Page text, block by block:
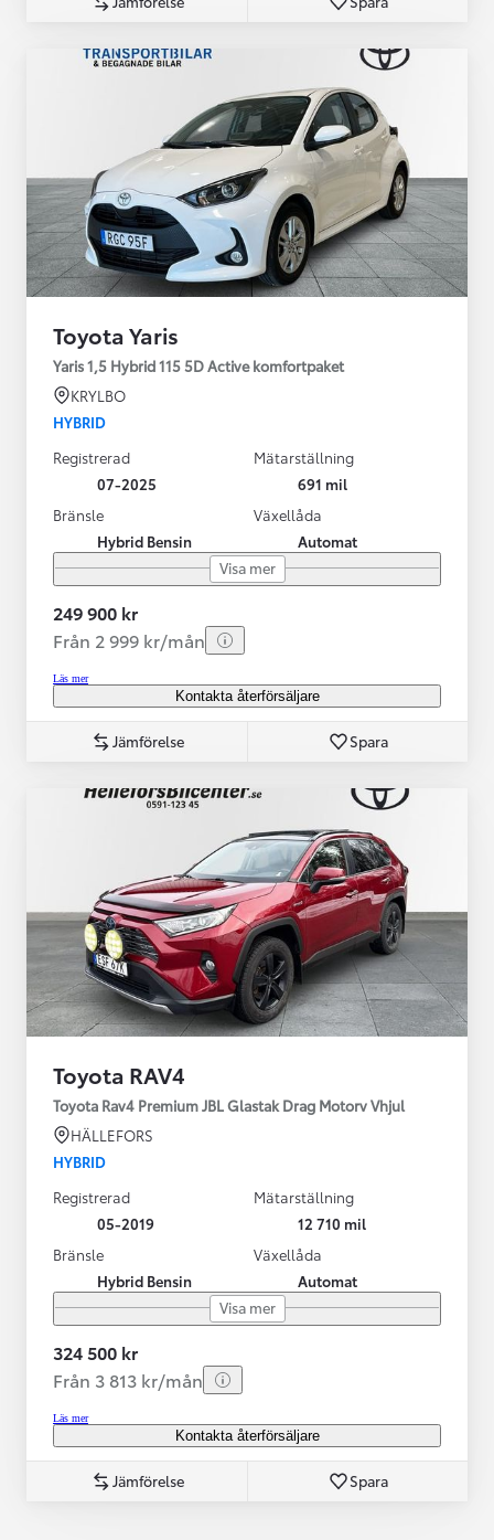
Toyota Yaris
Yaris 1,5 Hybrid 115 5D Active komfortpaket
KRYLBO
HYBRID
Registrerad
07-2025
Mätarställning
691 mil
Bränsle
Hybrid Bensin
Växellåda
Automat
Visa mer
249 900 kr
Från 2 999 kr/mån
Läs mer
Kontakta återförsäljare
Jämförelse Spara
Toyota RAV4
Toyota Rav4 Premium JBL Glastak Drag Motorv Vhjul
HÄLLEFORS
HYBRID
Registrerad
05-2019
Mätarställning
12 710 mil
Bränsle
Hybrid Bensin
Växellåda
Automat
Visa mer
324 500 kr
Från 3 813 kr/mån
Läs mer
Kontakta återförsäljare
Jämförelse Spara